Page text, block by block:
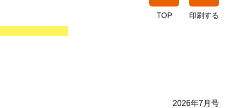
TOP 印刷する
2026年7月号